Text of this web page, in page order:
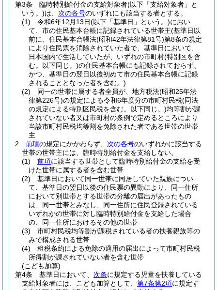
第3条
臨時特別給付金の支給対象者(以下「支給対象者」と
いう。)は、 次の各号のいずれにも該当する者とする。
(1)
令和6年12月13日(以下「基準日」という。)におい
て、市の住民基本台帳に記録されている世帯主(基準日以
前に、住民基本台帳法(昭和42年法律第81号)第8条の規定
により住民票を消除されていた者で、基準日において、
日本国内で生活していたが、いずれの市町村(特別区を含
む。以下同じ。)の住民基本台帳にも記録されておらず、
かつ、基準日の翌日以後初めて市の住民基本台帳に記録
されることとなった者を含む。)
(2)
同一の世帯に属する者全員が、地方税法(昭和25年法
律第226号)の規定による令和6年度分の市町村民税(同法
の規定による特別区民税を含む。以下同じ。)均等割が課
されていない者又は市町村の条例で定めるところにより
当該市町村民税均等割を免除された者である世帯の世帯
主
2
前項の規定にかかわらず、 次の各号のいずれかに該当する
世帯の世帯主には、臨時特別給付金を支給しない。
(1)
前項に該当する世帯として臨時特別給付金の支給を受
けた世帯に属する者を含む世帯
(2)
基準日において同一世帯に同居していた親族につい
て、基準日の翌日以後の住民票の異動により、同一住所
において別世帯とする世帯の分離の届出があったもの
は、同一世帯とみなし、同一住所に住民登録されている
いずれかの世帯に対し臨時特別給付金を支給した場合
の、同一住所におけるその他の世帯
(3)
市町村民税均等割が課税されている者の扶養親族等の
みで構成される世帯
(4)
租税条約による免除の適用の届出によって市町村民税
所得割が課されていない者を含む世帯
(こども加算)
第4条
基準日において、 次条に規定する児童を扶養している
支給対象者には、こども加算として、 第7条第2項に規定す